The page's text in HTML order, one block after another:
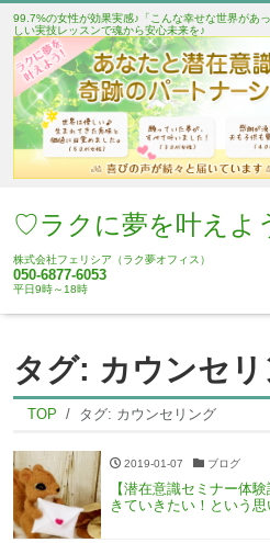
99.7%の女性が効果実感♪「こんな幸せな世界があ
しい実技レッスンで魂から安心未来を♪
♡ラクに夢を叶えよ
株式会社フェリシア（ラク夢オフィス）
050-6877-6053
平日9時～18時
タグ: カウンセ
TOP タグ: カウンセリング
2019-01-07 ブログ
【潜在意識セミナー体
きていきたい！という思